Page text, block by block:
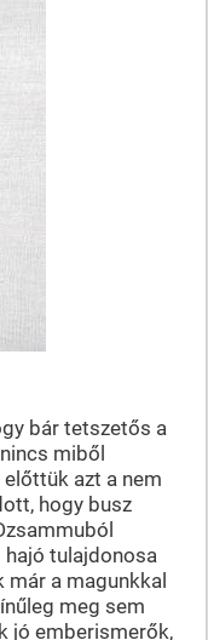
bár tetszetős a
miből
azt a nem
hogy busz
hajó tulajdonosa
már a magunkkal
meg sem
jó emberismerők,